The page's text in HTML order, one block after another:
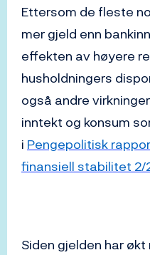
Ettersom de fleste
mer gjeld enn
effekten av høyere
husholdningers
også andre
inntekt og konsum
i Pengepolitisk
finansiell stabilitet 2/
Siden gjelden har økt